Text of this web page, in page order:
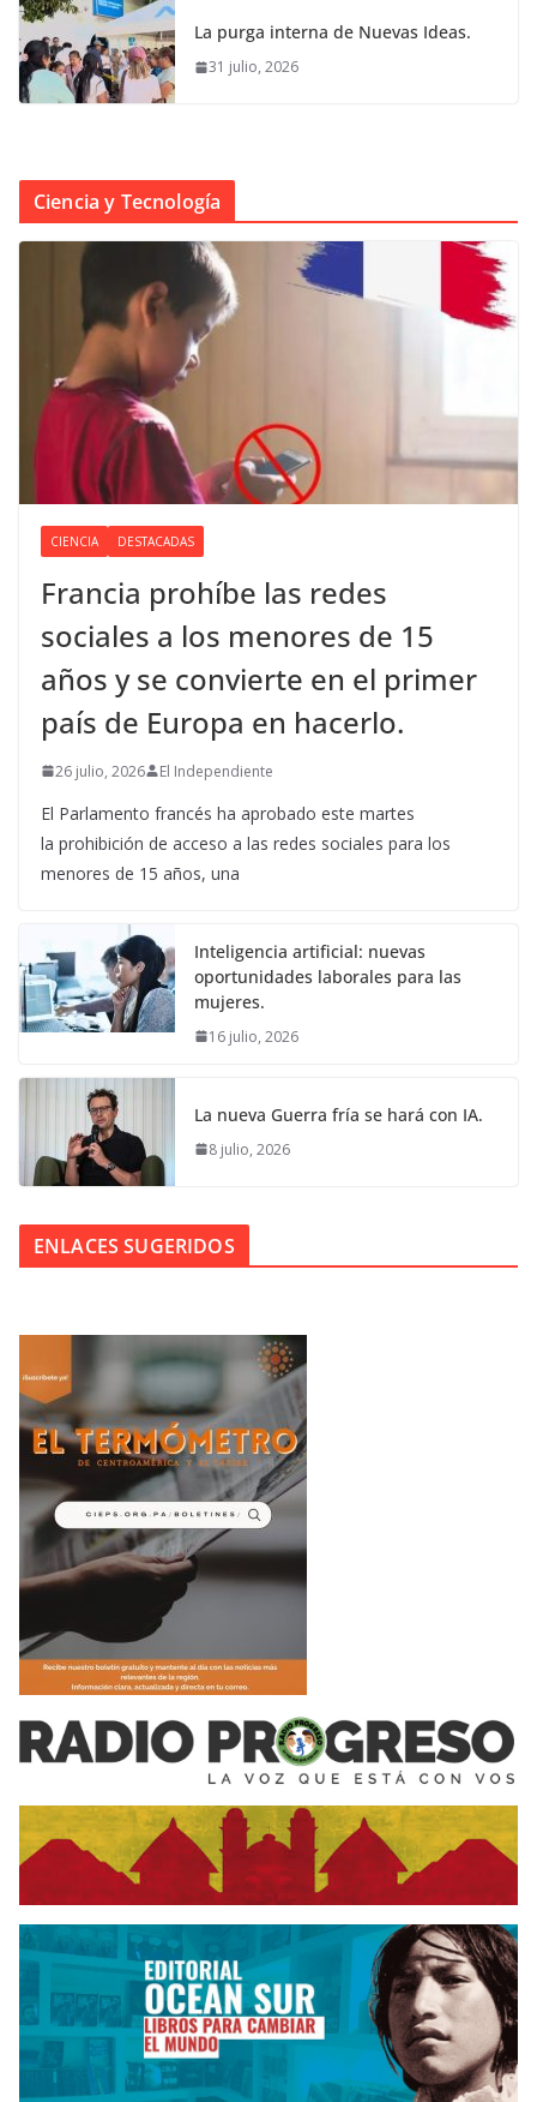
La purga interna de Nuevas Ideas.
31 julio, 2026
Ciencia y Tecnología
CIENCIA DESTACADAS
Francia prohíbe las redes
sociales a los menores de 15
años y se convierte en el primer
país de Europa en hacerlo.
26 julio, 2026 El Independiente
El Parlamento francés ha aprobado este martes
la prohibición de acceso a las redes sociales para los
menores de 15 años, una
Inteligencia artificial: nuevas
oportunidades laborales para las
mujeres.
16 julio, 2026
La nueva Guerra fría se hará con IA.
8 julio, 2026
ENLACES SUGERIDOS